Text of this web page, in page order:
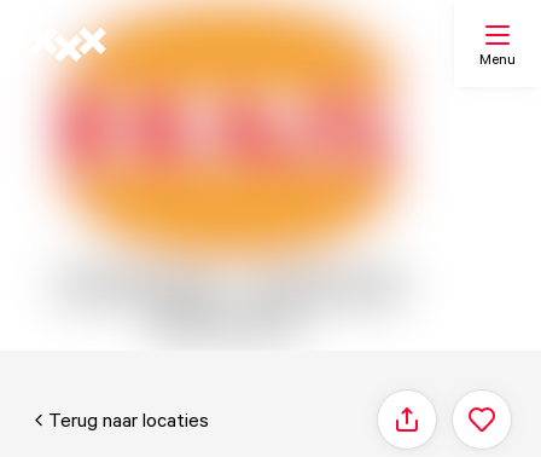
Menu
Terug naar locaties Delen